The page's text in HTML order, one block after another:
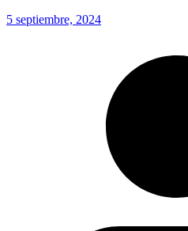
5 septiembre, 2024